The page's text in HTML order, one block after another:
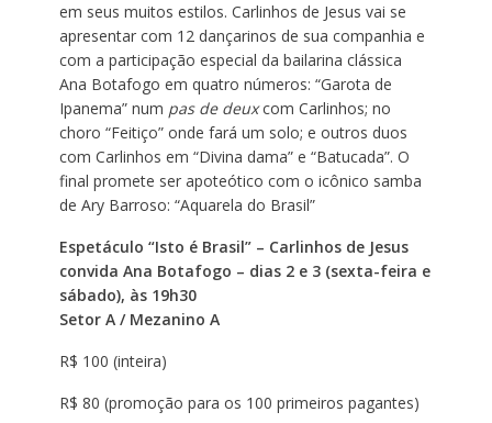
em seus muitos estilos. Carlinhos de Jesus vai se
apresentar com 12 dançarinos de sua companhia e
com a participação especial da bailarina clássica
Ana Botafogo em quatro números: “Garota de
Ipanema” num pas de deuxcom Carlinhos; no
choro “Feitiço” onde fará um solo; e outros duos
com Carlinhos em “Divina dama” e “Batucada”. O
final promete ser apoteótico com o icônico samba
de Ary Barroso: “Aquarela do Brasil”
Espetáculo “Isto é Brasil” – Carlinhos de Jesus
convida Ana Botafogo – dias 2 e 3 (sexta-feira e
sábado), às 19h30
Setor A / Mezanino A
R$ 100 (inteira)
R$ 80 (promoção para os 100 primeiros pagantes)